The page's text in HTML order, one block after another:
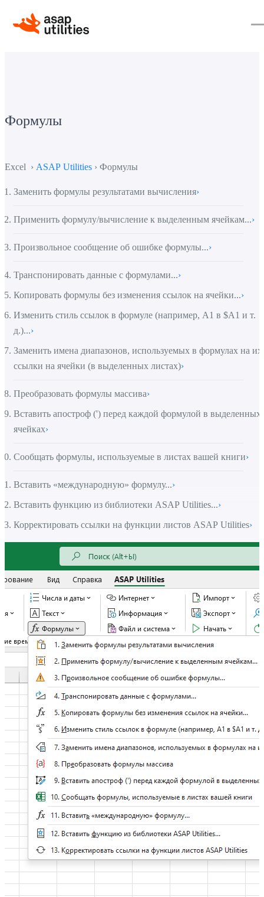
Формулы
Excel › ASAP Utilities › Формулы
Заменить формулы результатами вычисления›
Применить формулу/вычисление к выделенным ячейкам...›
Произвольное сообщение об ошибке формулы...›
Транспонировать данные с формулами...›
Копировать формулы без изменения ссылок на ячейки...›
Изменить стиль ссылок в формуле (например, A1 в $A1 и т.
д.)...›
Заменить имена диапазонов, используемых в формулах на их
ссылки на ячейки (в выделенных листах)›
Преобразовать формулы массива›
Вставить апостроф (') перед каждой формулой в выделенных
ячейках›
Сообщать формулы, используемые в листах вашей книги›
Вставить «международную» формулу...›
Вставить функцию из библиотеки ASAP Utilities...›
Корректировать ссылки на функции листов ASAP Utilities›